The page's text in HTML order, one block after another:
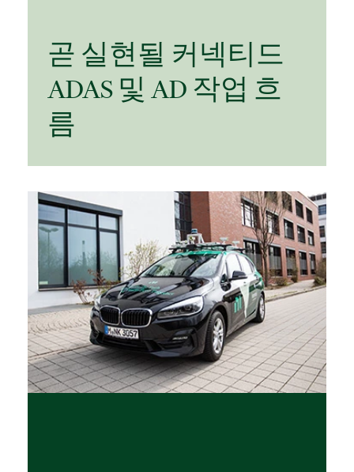
곧 실현될 커넥티드
ADAS 및 AD 작업 흐
름